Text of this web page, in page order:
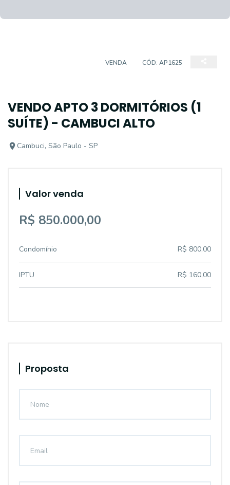
VENDA CÓD: AP1625
VENDO APTO 3 DORMITÓRIOS (1
SUÍTE) - CAMBUCI ALTO
Cambuci, São Paulo - SP
Valor venda
R$ 850.000,00
Condomínio R$ 800,00
IPTU R$ 160,00
Proposta